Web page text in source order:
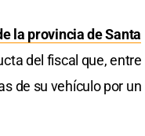
la provincia de Santa
del fiscal que, entre
de su vehículo por un